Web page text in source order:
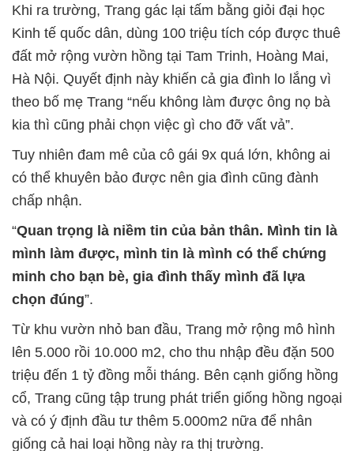
Khi ra trường, Trang gác lại tấm bằng giỏi đại học
Kinh tế quốc dân, dùng 100 triệu tích cóp được thuê
đất mở rộng vườn hồng tại Tam Trinh, Hoàng Mai,
Hà Nội. Quyết định này khiến cả gia đình lo lắng vì
theo bố mẹ Trang “nếu không làm được ông nọ bà
kia thì cũng phải chọn việc gì cho đỡ vất vả”.
Tuy nhiên đam mê của cô gái 9x quá lớn, không ai
có thể khuyên bảo được nên gia đình cũng đành
chấp nhận.
“Quan trọng là niềm tin của bản thân. Mình tin là
mình làm được, mình tin là mình có thể chứng
minh cho bạn bè, gia đình thấy mình đã lựa
chọn đúng”.
Từ khu vườn nhỏ ban đầu, Trang mở rộng mô hình
lên 5.000 rồi 10.000 m2, cho thu nhập đều đặn 500
triệu đến 1 tỷ đồng mỗi tháng. Bên cạnh giống hồng
cổ, Trang cũng tập trung phát triển giống hồng ngoại
và có ý định đầu tư thêm 5.000m2 nữa để nhân
giống cả hai loại hồng này ra thị trường.